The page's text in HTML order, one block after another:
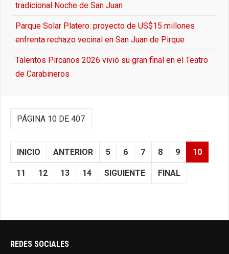
tradicional Noche de San Juan
Parque Solar Platero: proyecto de US$15 millones
enfrenta rechazo vecinal en San Juan de Pirque
Talentos Pircanos 2026 vivió su gran final en el Teatro
de Carabineros
PÁGINA 10 DE 407
INICIO ANTERIOR 5 6 7 8 9 10
11 12 13 14 SIGUIENTE FINAL
REDES SOCIALES